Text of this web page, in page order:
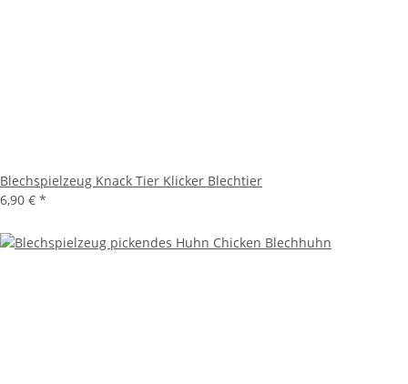
Blechspielzeug Knack Tier Klicker Blechtier
6,90 € *